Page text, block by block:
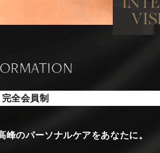
完全会員制
峰のパーソナルケアをあなたに。